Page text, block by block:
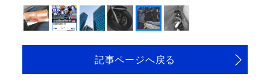
記事ページへ戻る